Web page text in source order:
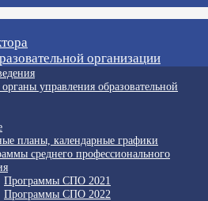
организации
управления образовательной
планы, календарные графики
среднего профессионального
Программы СПО 2021
Программы СПО 2022